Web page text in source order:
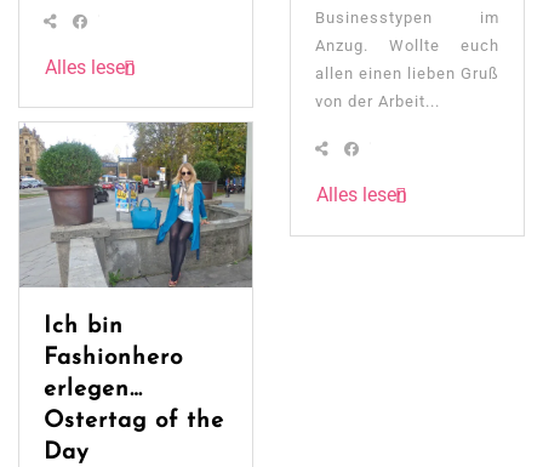
Alles lesen
Ich bin
Fashionhero
erlegen…
Ostertag of the
Day
Businesstypen im
Anzug. Wollte euch
allen einen lieben Gruß
von der Arbeit...
Alles lesen